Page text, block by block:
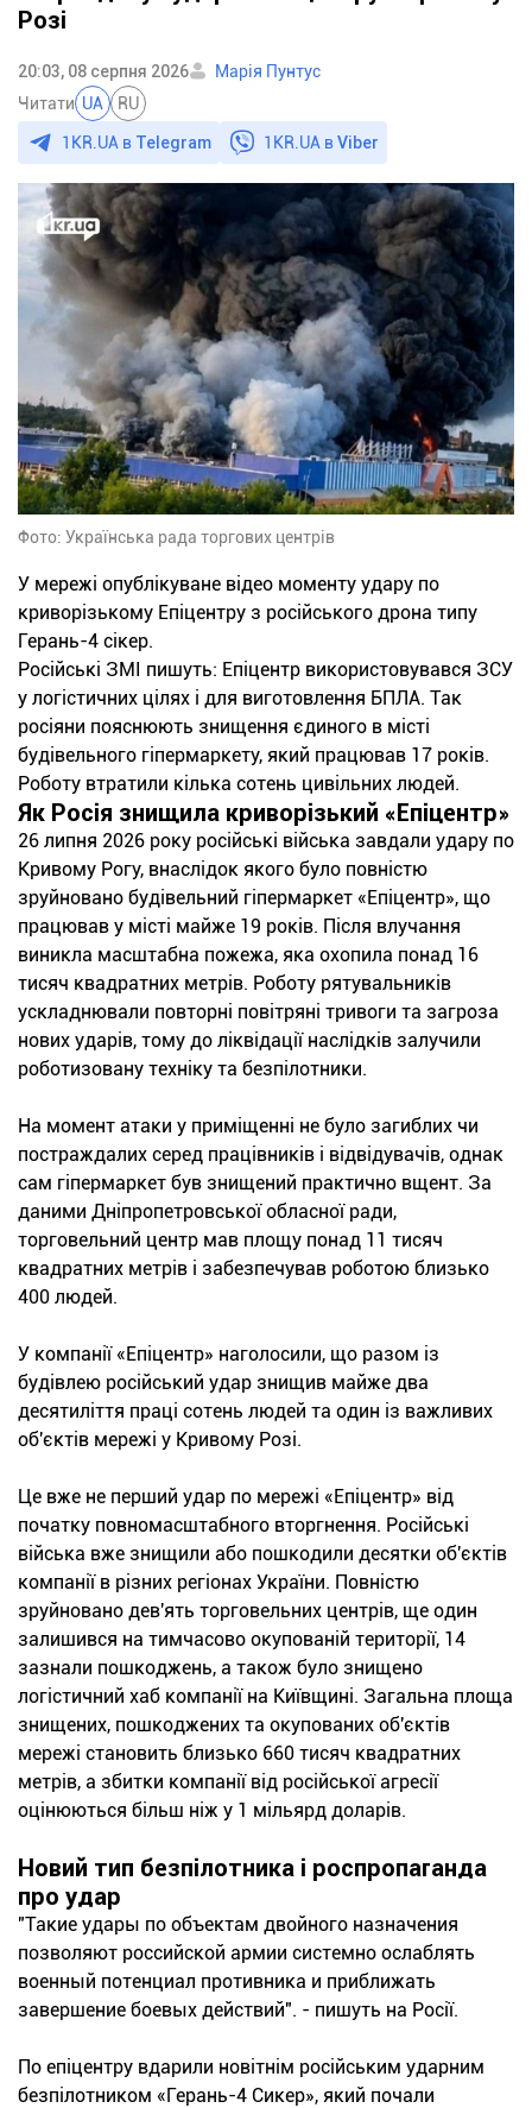
Розі
20:03, 08 серпня 2026
Марія Пунтус
Читати UA RU
1KR.UA в Telegram 1KR.UA вViber
Фото: Українська рада торгових центрів
У мережі опублікуване відео моменту удару по
криворізькому Епіцентру з російського дрона типу
Герань-4 сікер.
Російські ЗМІ пишуть: Епіцентр використовувався ЗСУ
у логістичних цілях і для виготовлення БПЛА. Так
росіяни пояснюють знищення єдиного в місті
будівельного гіпермаркету, який працював 17 років.
Роботу втратили кілька сотень цивільних людей.
Як Росія знищила криворізький «Епіцентр»
26 липня 2026 року російські війська завдали удару по
Кривому Рогу, внаслідок якого було повністю
зруйновано будівельний гіпермаркет «Епіцентр», що
працював у місті майже 19 років. Після влучання
виникла масштабна пожежа, яка охопила понад 16
тисяч квадратних метрів. Роботу рятувальників
ускладнювали повторні повітряні тривоги та загроза
нових ударів, тому до ліквідації наслідків залучили
роботизовану техніку та безпілотники.
На момент атаки у приміщенні не було загиблих чи
постраждалих серед працівників і відвідувачів, однак
сам гіпермаркет був знищений практично вщент. За
даними Дніпропетровської обласної ради,
торговельний центр мав площу понад 11 тисяч
квадратних метрів і забезпечував роботою близько
400 людей.
У компанії «Епіцентр» наголосили, що разом із
будівлею російський удар знищив майже два
десятиліття праці сотень людей та один із важливих
об'єктів мережі у Кривому Розі.
Це вже не перший удар по мережі «Епіцентр» від
початку повномасштабного вторгнення. Російські
війська вже знищили або пошкодили десятки об'єктів
компанії в різних регіонах України. Повністю
зруйновано дев'ять торговельних центрів, ще один
залишився на тимчасово окупованій території, 14
зазнали пошкоджень, а також було знищено
логістичний хаб компанії на Київщині. Загальна площа
знищених, пошкоджених та окупованих об'єктів
мережі становить близько 660 тисяч квадратних
метрів, а збитки компанії від російської агресії
оцінюються більш ніж у 1 мільярд доларів.
Новий тип безпілотника і роспропаганда
про удар
"Такие удары по объектам двойного назначения
позволяют российской армии системно ослаблять
военный потенциал противника и приближать
завершение боевых действий". - пишуть на Росії.
По епіцентру вдарили новітнім російським ударним
безпілотником «Герань-4 Сикер», який почали